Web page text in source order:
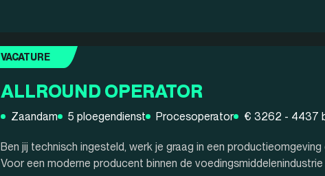
VACATURE
ALLROUND OPERATOR
Zaandam 5 ploegendienst Procesoperator € 3262 - 4437
Ben jij technisch ingesteld, werk je graag in een
Voor een moderne producent binnen de voedingsmiddelenindustrie